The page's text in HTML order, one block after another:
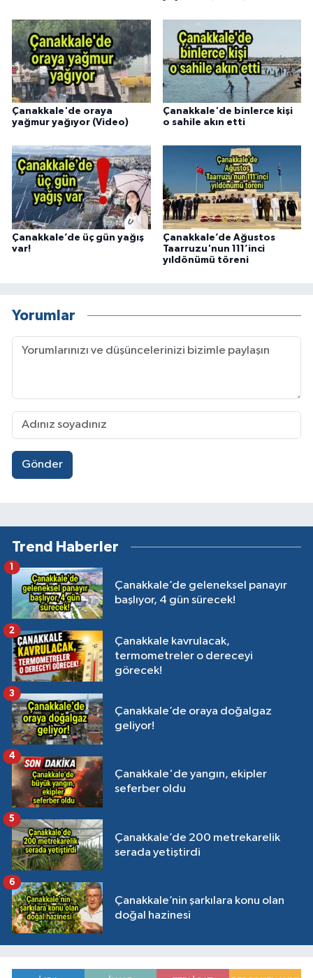
Çanakkale'de oraya
yağmur yağıyor (Video)
Çanakkale'de binlerce kişi
o sahile akın etti
Çanakkale’de üç gün yağış
var!
Çanakkale’de Ağustos
Taarruzu'nun 111’inci
yıldönümü töreni
Yorumlar
Gönder
Trend Haberler
Çanakkale’de geleneksel panayır
başlıyor, 4 gün sürecek!
1
Çanakkale kavrulacak,
termometreler o dereceyi
görecek!
2
Çanakkale’de oraya doğalgaz
geliyor!
3
Çanakkale'de yangın, ekipler
seferber oldu
4
Çanakkale’de 200 metrekarelik
serada yetiştirdi
5
Çanakkale’nin şarkılara konu olan
doğal hazinesi
6